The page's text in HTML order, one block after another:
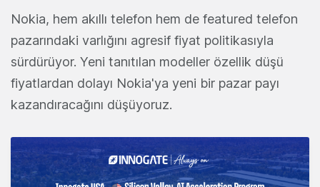
Nokia, hem akıllı telefon hem de featured telefon
pazarındaki varlığını agresif fiyat politikasıyla
sürdürüyor. Yeni tanıtılan modeller özellik düşü
fiyatlardan dolayı Nokia'ya yeni bir pazar payı
kazandıracağını düşüyoruz.